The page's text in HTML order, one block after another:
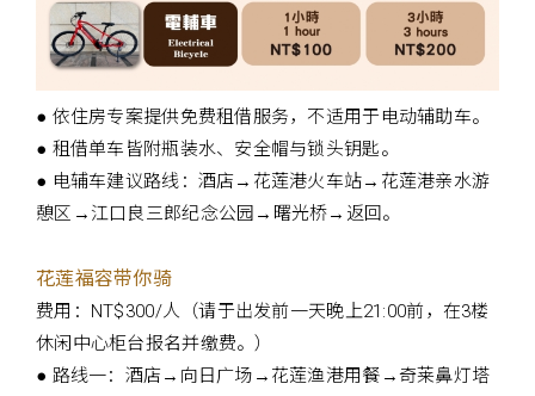
● 依住房专案提供免费租借服务，不适用于电动辅助车。
● 租借单车皆附瓶装水、安全帽与锁头钥匙。
● 电辅车建议路线：酒店→花莲港火车站→花莲港亲水游
憩区→江口良三郎纪念公园→曙光桥→返回。
花莲福容带你骑
费用：NT$300/人（请于出发前一天晚上21:00前，在3楼
休闲中心柜台报名并缴费。）
● 路线一：酒店→向日广场→花莲渔港用餐→奇莱鼻灯塔